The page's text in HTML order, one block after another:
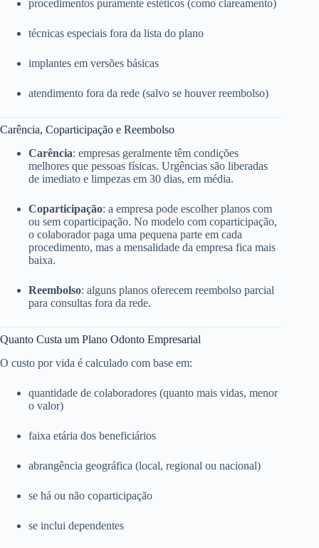
procedimentos puramente estéticos (como clareamento)
técnicas especiais fora da lista do plano
implantes em versões básicas
atendimento fora da rede (salvo se houver reembolso)
Carência, Coparticipação e Reembolso
Carência: empresas geralmente têm condições
melhores que pessoas físicas. Urgências são liberadas
de imediato e limpezas em 30 dias, em média.
Coparticipação: a empresa pode escolher planos com
ou sem coparticipação. No modelo com coparticipação,
o colaborador paga uma pequena parte em cada
procedimento, mas a mensalidade da empresa fica mais
baixa.
Reembolso: alguns planos oferecem reembolso parcial
para consultas fora da rede.
Quanto Custa um Plano Odonto Empresarial
O custo por vida é calculado com base em:
quantidade de colaboradores (quanto mais vidas, menor
o valor)
faixa etária dos beneficiários
abrangência geográfica (local, regional ou nacional)
se há ou não coparticipação
se inclui dependentes